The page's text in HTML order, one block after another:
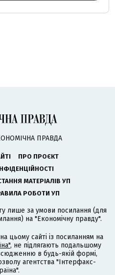
ПРАВДА
ПРО ПРОЄКТ
МАТЕРІАЛІВ УП
РОБОТИ УП
лише за умови посилання (для
на "Економічну правду".
цьому сайті із посиланням на
, не підлягають подальшому
в будь-якій формі,
агентства "Інтерфакс-